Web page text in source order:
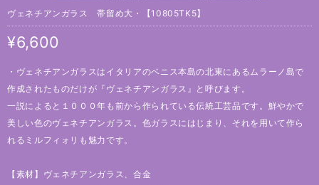
ヴェネチアンガラス 帯留め大・【10805TK5】
¥6,600
・ヴェネチアンガラスはイタリアのベニス本島の北東にあるムラーノ島で
作成されたものだけが『ヴェネチアンガラス』と呼びます。
一説によると１０００年も前から作られている伝統工芸品です。鮮やかで
美しい色のヴェネチアンガラス。色ガラスにはじまり、それを用いて作ら
れるミルフィォリも魅力です。
【素材】ヴェネチアンガラス、合金